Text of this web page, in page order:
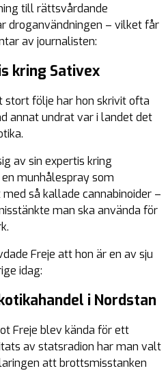
till rättsvårdande
droganvändningen – vilket får
av journalisten:
kring Sativex
stort följe har hon skrivit ofta
annat undrat var i landet det
av sin expertis kring
munhålespray som
så kallade cannabinoider –
man ska använda för
Freje att hon är en av sju
idag:
i Nordstan
Freje blev kända för ett
av statsradion har man valt
att brottsmisstanken